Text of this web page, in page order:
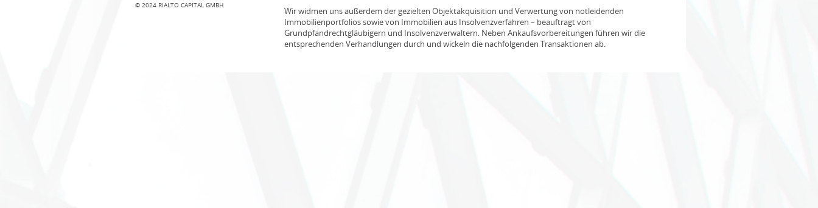
Wir widmen uns außerdem der gezielten Objektakquisition und Verwertung von notleidenden
Immobilienportfolios sowie von Immobilien aus Insolvenzverfahren – beauftragt von
Grundpfandrechtgläubigern und Insolvenzverwaltern. Neben Ankaufsvorbereitungen führen wir die
entsprechenden Verhandlungen durch und wickeln die nachfolgenden Transaktionen ab.
© 2024 RIALTO CAPITAL GMBH